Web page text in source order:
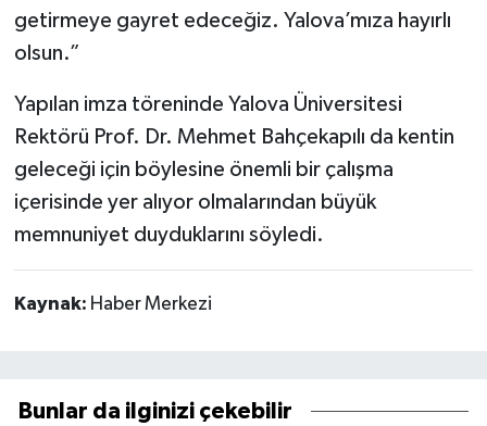
getirmeye gayret edeceğiz. Yalova’mıza hayırlı
olsun.”
Yapılan imza töreninde Yalova Üniversitesi
Rektörü Prof. Dr. Mehmet Bahçekapılı da kentin
geleceği için böylesine önemli bir çalışma
içerisinde yer alıyor olmalarından büyük
memnuniyet duyduklarını söyledi.
Kaynak: Haber Merkezi
Bunlar da ilginizi çekebilir